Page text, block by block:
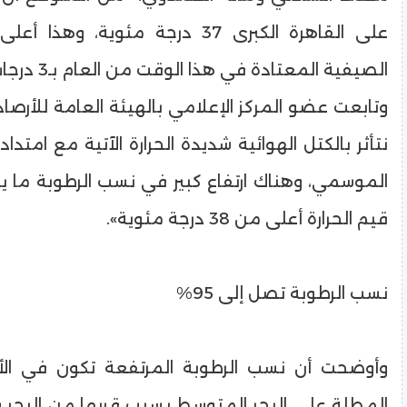
على القاهرة الكبرى 37 درجة مئوية،
الصيفية المعتادة في هذا الوقت من العام بـ3 درجات».
وتابعت عضو المركز الإعلامي بالهيئة العامة للأرصاد
نتأثر بالكتل الهوائية شديدة الحرارة الآتية مع
الموسمي، وهناك ارتفاع كبير في نسب الرطوبة ما
قيم الحرارة أعلى من 38 درجة مئوية».
نسب الرطوبة تصل إلى 95%
وأوضحت أن نسب الرطوبة المرتفعة تكون في